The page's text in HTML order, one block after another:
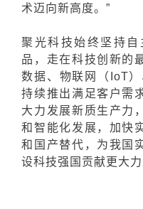
术迈向新高度。”
聚光科技始终坚持
品，走在科技创新的
数据、物联网（IoT
持续推出满足客户需
大力发展新质生产力
和智能化发展，加快
和国产替代，为我国
设科技强国贡献更大力